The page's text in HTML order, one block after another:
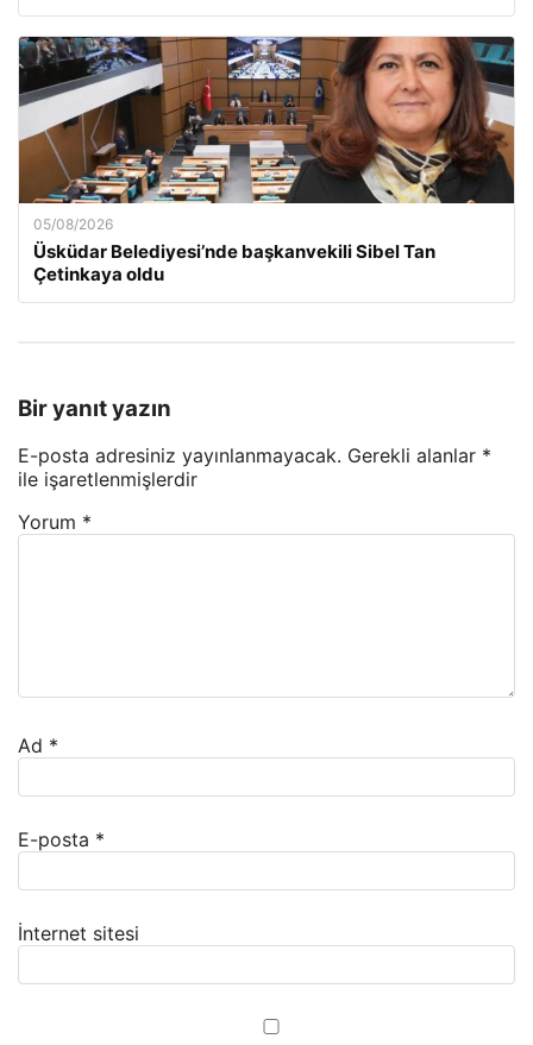
05/08/2026
Üsküdar Belediyesi’nde başkanvekili Sibel Tan
Çetinkaya oldu
Bir yanıt yazın
E-posta adresiniz yayınlanmayacak. Gerekli alanlar *
ile işaretlenmişlerdir
Yorum *
Ad *
E-posta *
İnternet sitesi